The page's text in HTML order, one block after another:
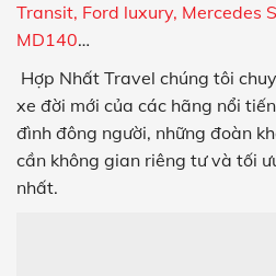
Transit, Ford luxury, Mercedes
MD140…
Hợp Nhất Travel chúng tôi
xe đời mới của các hãng nổi
đình đông người, những đoàn
cần không gian riêng tư và tối
nhất.